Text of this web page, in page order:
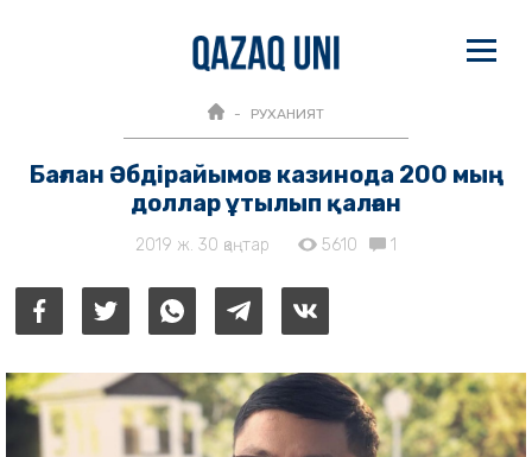
РУХАНИЯТ
Бағлан Әбдірайымов казинода 200 мың
доллар ұтылып қалған
2019 ж. 30 қаңтар 5610 1